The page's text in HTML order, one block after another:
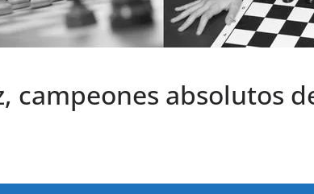
campeones absolutos